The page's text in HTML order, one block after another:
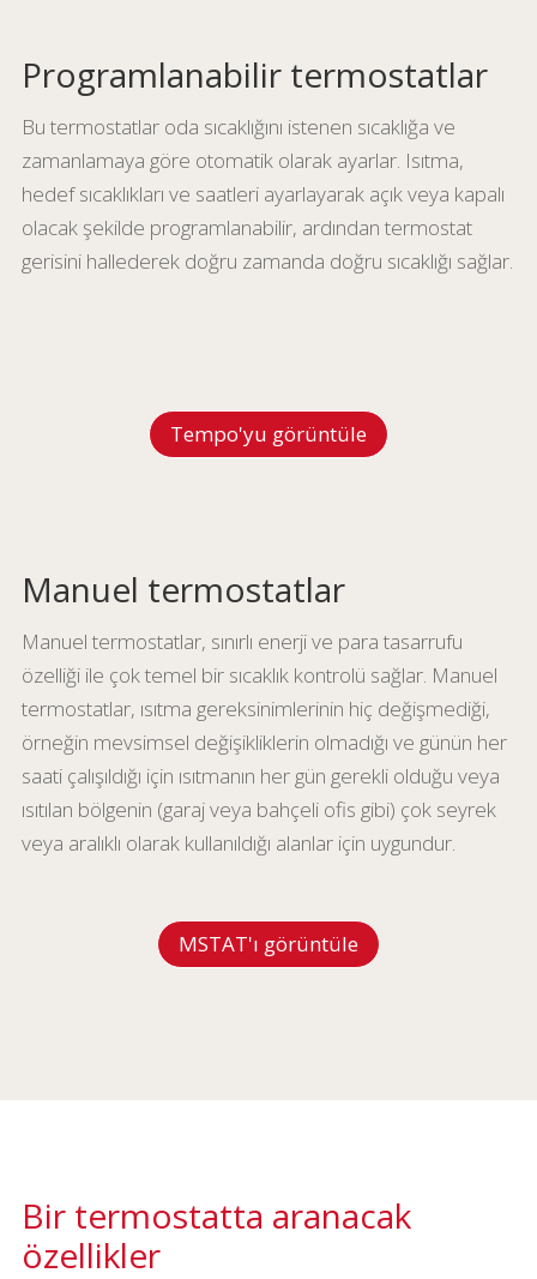
Programlanabilir termostatlar
Bu termostatlar oda sıcaklığını istenen sıcaklığa ve
zamanlamaya göre otomatik olarak ayarlar. Isıtma,
hedef sıcaklıkları ve saatleri ayarlayarak açık veya kapalı
olacak şekilde programlanabilir, ardından termostat
gerisini hallederek doğru zamanda doğru sıcaklığı sağlar.
Tempo'yu görüntüle
Manuel termostatlar
Manuel termostatlar, sınırlı enerji ve para tasarrufu
özelliği ile çok temel bir sıcaklık kontrolü sağlar. Manuel
termostatlar, ısıtma gereksinimlerinin hiç değişmediği,
örneğin mevsimsel değişikliklerin olmadığı ve günün her
saati çalışıldığı için ısıtmanın her gün gerekli olduğu veya
ısıtılan bölgenin (garaj veya bahçeli ofis gibi) çok seyrek
veya aralıklı olarak kullanıldığı alanlar için uygundur.
MSTAT'ı görüntüle
Bir termostatta aranacak
özellikler